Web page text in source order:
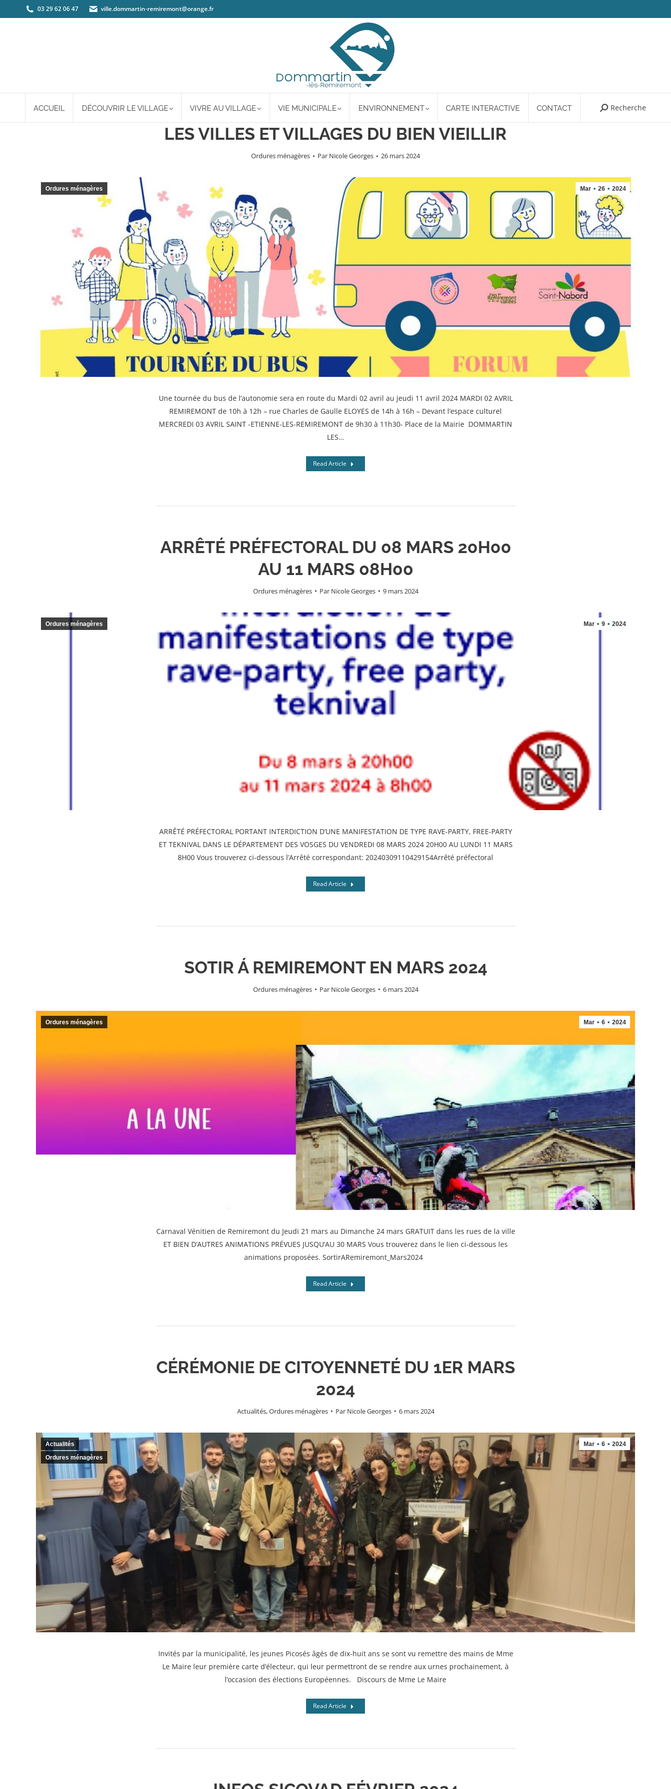
03 29 62 06 47 ville.dommartin-remiremont@orange.fr
ACCUEIL DÉCOUVRIR LE VILLAGE VIVRE AU VILLAGE VIE MUNICIPALE ENVIRONNEMENT CARTE INTERACTIVE CONTACT Search:
Recherche
LES VILLES ET VILLAGES DU BIEN VIEILLIR
Ordures ménagères Par Nicole Georges 26 mars 2024
Mar 26 2024
Ordures ménagères
Une tournée du bus de l’autonomie sera en route du Mardi 02 avril au jeudi 11 avril 2024 MARDI 02 AVRIL
REMIREMONT de 10h à 12h – rue Charles de Gaulle ELOYES de 14h à 16h – Devant l’espace culturel
MERCREDI 03 AVRIL SAINT -ETIENNE-LES-REMIREMONT de 9h30 à 11h30- Place de la Mairie DOMMARTIN
LES…
Read Article
ARRÊTÉ PRÉFECTORAL DU 08 MARS 20H00
AU 11 MARS 08H00
Ordures ménagères Par Nicole Georges 9 mars 2024
Mar 9 2024
Ordures ménagères
ARRÊTÉ PRÉFECTORAL PORTANT INTERDICTION D’UNE MANIFESTATION DE TYPE RAVE-PARTY, FREE-PARTY
ET TEKNIVAL DANS LE DÉPARTEMENT DES VOSGES DU VENDREDI 08 MARS 2024 20H00 AU LUNDI 11 MARS
8H00 Vous trouverez ci-dessous l’Arrêté correspondant: 20240309110429154Arrêté préfectoral
Read Article
SOTIR Á REMIREMONT EN MARS 2024
Ordures ménagères Par Nicole Georges 6 mars 2024
Mar 6 2024
Ordures ménagères
Carnaval Vénitien de Remiremont du Jeudi 21 mars au Dimanche 24 mars GRATUIT dans les rues de la ville
ET BIEN D’AUTRES ANIMATIONS PRÉVUES JUSQU’AU 30 MARS Vous trouverez dans le lien ci-dessous les
animations proposées. SortirARemiremont_Mars2024
Read Article
CÉRÉMONIE DE CITOYENNETÉ DU 1ER MARS
2024
Actualités,Ordures ménagères Par Nicole Georges 6 mars 2024
Mar 6 2024
Actualités
Ordures ménagères
Invités par la municipalité, les jeunes Picosés âgés de dix-huit ans se sont vu remettre des mains de Mme
Le Maire leur première carte d’électeur, qui leur permettront de se rendre aux urnes prochainement, à
l’occasion des élections Européennes. Discours de Mme Le Maire
Read Article